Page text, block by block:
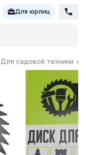
Для юрлиц
Для садовой техники /